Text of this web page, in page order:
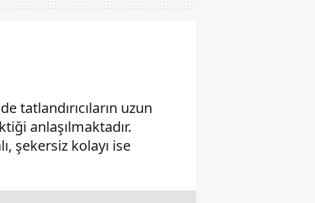
tatlandırıcıların uzun
anlaşılmaktadır.
şekersiz kolayı ise